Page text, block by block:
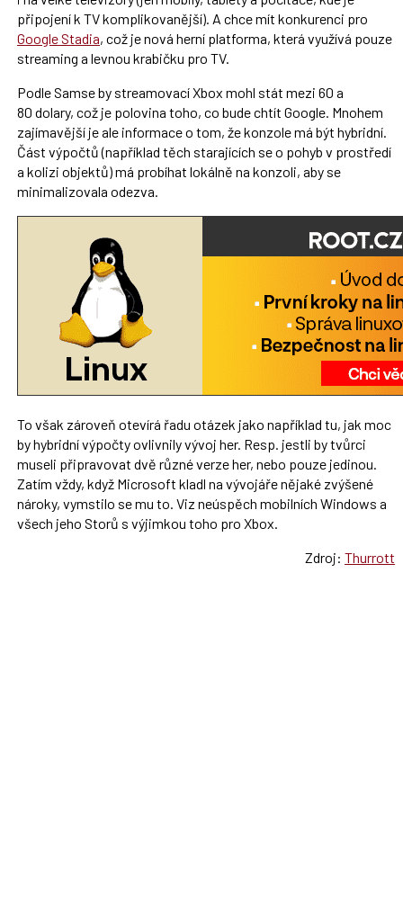
připojení k TV komplikovanější). A chce mít konkurenci pro
Google Stadia, což je nová herní platforma, která využívá pouze
streaming a levnou krabičku pro TV.
Podle Samse by streamovací Xbox mohl stát mezi 60 a
80 dolary, což je polovina toho, co bude chtít Google. Mnohem
zajímavější je ale informace o tom, že konzole má být hybridní.
Část výpočtů (například těch starajících se o pohyb v prostředí
a kolizi objektů) má probíhat lokálně na konzoli, aby se
minimalizovala odezva.
To však zároveň otevírá řadu otázek jako například tu, jak moc
by hybridní výpočty ovlivnily vývoj her. Resp. jestli by tvůrci
museli připravovat dvě různé verze her, nebo pouze jedinou.
Zatím vždy, když Microsoft kladl na vývojáře nějaké zvýšené
nároky, vymstilo se mu to. Viz neúspěch mobilních Windows a
všech jeho Storů s výjimkou toho pro Xbox.
Zdroj:Thurrott